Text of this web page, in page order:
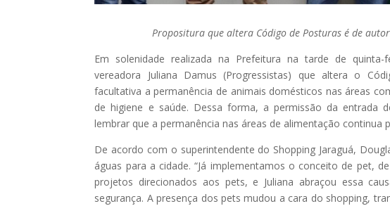
Propositura que altera Código de Posturas é de
Em solenidade realizada na Prefeitura na tarde de
vereadora Juliana Damus (Progressistas) que altera o
facultativa a permanência de animais domésticos nas áreas
de higiene e saúde. Dessa forma, a permissão da entrada
lembrar que a permanência nas áreas de alimentação continua
De acordo com o superintendente do Shopping Jaraguá,
águas para a cidade. “Já implementamos o conceito de pet,
projetos direcionados aos pets, e Juliana abraçou essa
segurança. A presença dos pets mudou a cara do shopping,